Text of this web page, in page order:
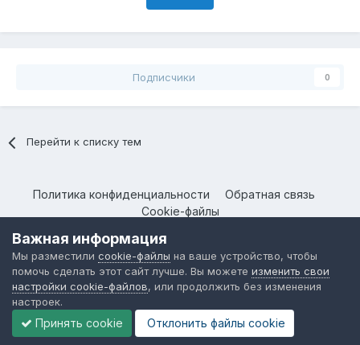
Подписчики 0
Перейти к списку тем
Политика конфиденциальности
Обратная связь
Cookie-файлы
@
Важная информация
Мы разместили cookie-файлы на ваше устройство, чтобы
помочь сделать этот сайт лучше. Вы можете изменить свои
настройки cookie-файлов, или продолжить без изменения
настроек.
Принять cookie Отклонить файлы сookie